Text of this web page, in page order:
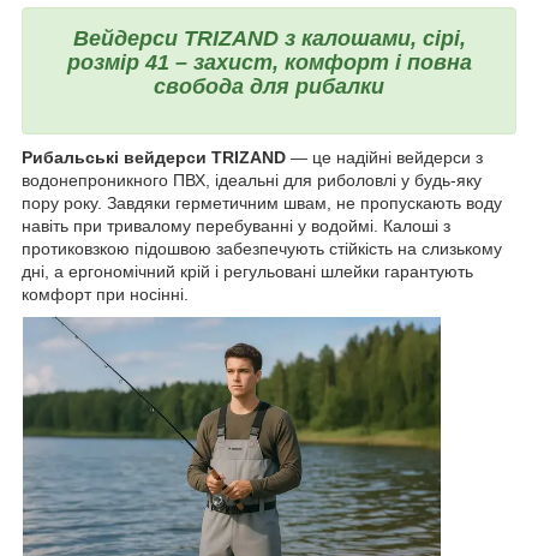
Вейдерси TRIZAND з калошами, сірі,
розмір 41 – захист, комфорт і повна
свобода для рибалки
Рибальські вейдерси TRIZAND — це надійні вейдерси з
водонепроникного ПВХ, ідеальні для риболовлі у будь-яку
пору року. Завдяки герметичним швам, не пропускають воду
навіть при тривалому перебуванні у водоймі. Калоші з
протиковзкою підошвою забезпечують стійкість на слизькому
дні, а ергономічний крій і регульовані шлейки гарантують
комфорт при носінні.